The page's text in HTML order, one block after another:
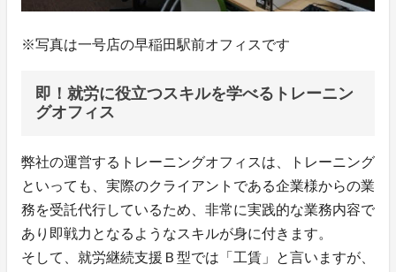
※写真は一号店の早稲田駅前オフィスです
即！就労に役立つスキルを学べるトレーニン
グオフィス
弊社の運営するトレーニングオフィスは、トレーニング
といっても、実際のクライアントである企業様からの業
務を受託代行しているため、非常に実践的な業務内容で
あり即戦力となるようなスキルが身に付きます。
そして、就労継続支援Ｂ型では「工賃」と言いますが、